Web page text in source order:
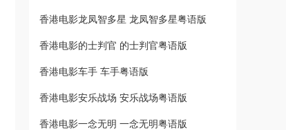
香港电影龙凤智多星 龙凤智多星粤语版
香港电影的士判官 的士判官粤语版
香港电影车手 车手粤语版
香港电影安乐战场 安乐战场粤语版
香港电影一念无明 一念无明粤语版